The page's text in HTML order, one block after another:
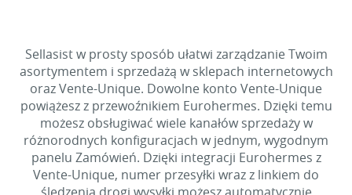
Sellasist w prosty sposób ułatwi zarządzanie Twoim
asortymentem i sprzedażą w sklepach internetowych
oraz Vente-Unique. Dowolne konto Vente-Unique
powiążesz z przewoźnikiem Eurohermes. Dzięki temu
możesz obsługiwać wiele kanałów sprzedaży w
różnorodnych konfiguracjach w jednym, wygodnym
panelu Zamówień. Dzięki integracji Eurohermes z
Vente-Unique, numer przesyłki wraz z linkiem do